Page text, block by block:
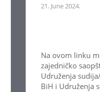
21. June 2024.
Na ovom linku
zajedničko
Udruženja
BiH i Udruženja